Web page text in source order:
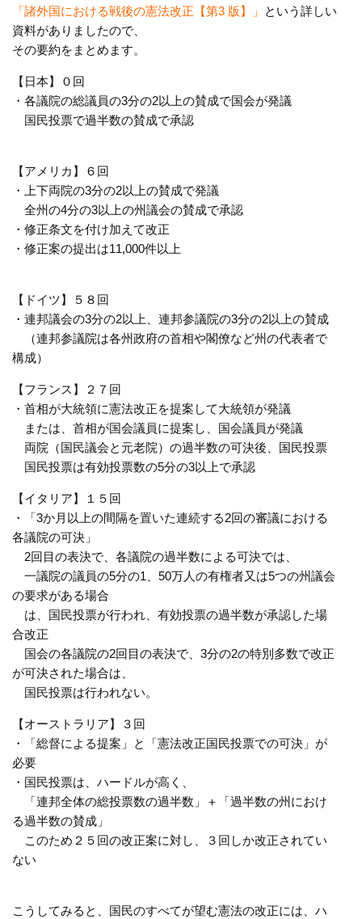
「諸外国における戦後の憲法改正【第3 版】」
という詳しい
資料がありましたので、
その要約をまとめます。
【日本】０回
・各議院の総議員の3分の2以上の賛成で国会が発議
国民投票で過半数の賛成で承認
【アメリカ】６回
・上下両院の3分の2以上の賛成で発議
全州の4分の3以上の州議会の賛成で承認
・修正条文を付け加えて改正
・修正案の提出は11,000件以上
【ドイツ】５８回
・連邦議会の3分の2以上、連邦参議院の3分の2以上の賛成
（連邦参議院は各州政府の首相や閣僚など州の代表者で
構成）
【フランス】２７回
・首相が大統領に憲法改正を提案して大統領が発議
または、首相が国会議員に提案し、国会議員が発議
両院（国民議会と元老院）の過半数の可決後、国民投票
国民投票は有効投票数の5分の3以上で承認
【イタリア】１５回
・「3か月以上の間隔を置いた連続する2回の審議における
各議院の可決」
2回目の表決で、各議院の過半数による可決では、
一議院の議員の5分の1、50万人の有権者又は5つの州議会
の要求がある場合
は、国民投票が行われ、有効投票の過半数が承認した場
合改正
国会の各議院の2回目の表決で、3分の2の特別多数で改正
が可決された場合は、
国民投票は行われない。
【オーストラリア】３回
・「総督による提案」と「憲法改正国民投票での可決」が
必要
・国民投票は、ハードルが高く、
「連邦全体の総投票数の過半数」＋「過半数の州におけ
る過半数の賛成」
このため２５回の改正案に対し、３回しか改正されてい
ない
こうしてみると、国民のすべてが望む憲法の改正には、ハ